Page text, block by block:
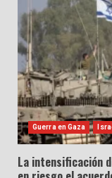
Guerra en Gaza
La intensificación